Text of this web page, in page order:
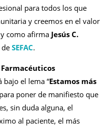
para todos los que
y creemos en el valor
como afirma Jesús C.
SEFAC.
bajo el lema “Estamos más
poner de manifiesto que
sin duda alguna, el
al paciente, el más